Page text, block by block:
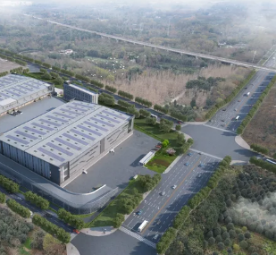
New District) Tianfu Airport
Logistics Park